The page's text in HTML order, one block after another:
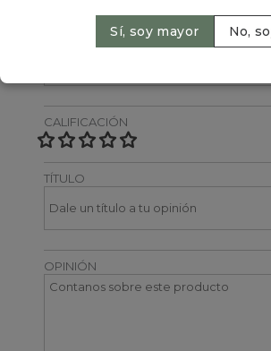
CALIFICACIÓN
TÍTULO
OPINIÓN